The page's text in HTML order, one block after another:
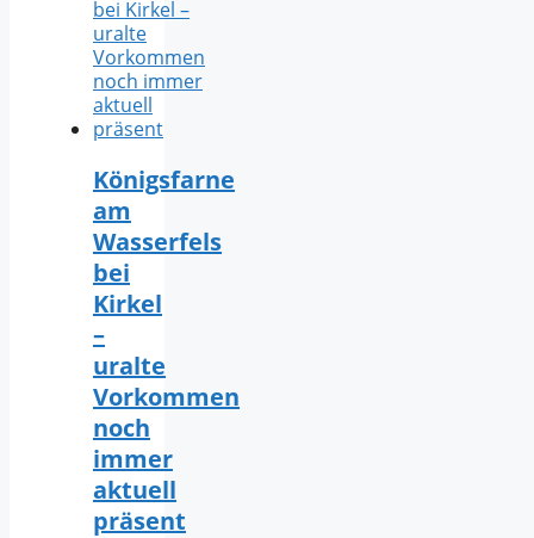
Königsfarne
am
Wasserfels
bei
Kirkel
–
uralte
Vorkommen
noch
immer
aktuell
präsent